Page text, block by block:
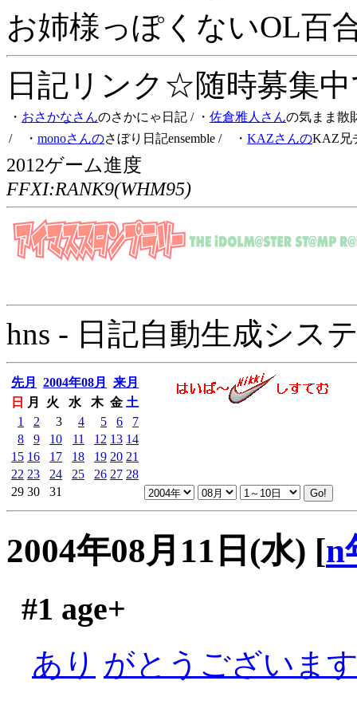
お姉様っぽくないOL百
日記リンク☆随時募集
・ おさかなさんのさかにゃ日記 / ・ 佐倉雅人さんの気まま散
/ ・ monoさんのさぼり日記ensemble / ・ KAZさんのKAZ兄
2012ゲーム進度
FFXI:RANK9(WHM95)
hns - 日記自動生成シス
先月 2004年08月
来月
日
月 火 水 木 金 土
1
2 3 4 5 6
7
8
9 10 11 12 13 14
15 16 17 18 19 20 21
22 23 24 25 26 27 28
29 30 31
2004年08月11日(水) [n
#1 age+
あり がとうございま